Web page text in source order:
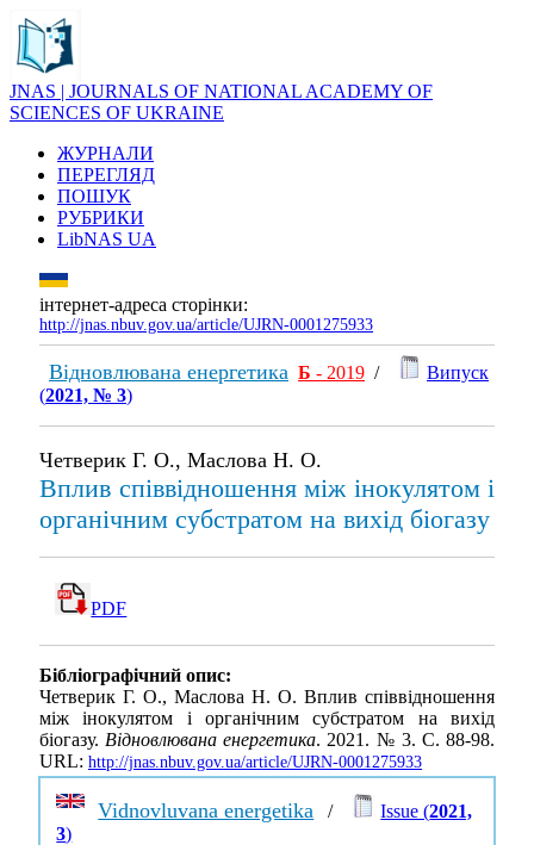
JNAS | JOURNALS OF NATIONAL ACADEMY OF
SCIENCES OF UKRAINE
ЖУРНАЛИ
ПЕРЕГЛЯД
ПОШУК
РУБРИКИ
LibNAS UA
інтернет-адреса сторінки:
http://jnas.nbuv.gov.ua/article/UJRN-0001275933
Відновлювана енергетика Б - 2019 /
Випуск
(2021, № 3)
Четверик Г. О., Маслова Н. О.
Вплив співвідношення між інокулятом і
органічним субстратом на вихід біогазу
PDF
Бібліографічний опис:
Четверик Г. О., Маслова Н. О. Вплив співвідношення
між інокулятом і органічним субстратом на вихід
біогазу.Відновлювана енергетика. 2021. № 3. С. 88-98.
URL: http://jnas.nbuv.gov.ua/article/UJRN-0001275933
Vidnovluvana energetika / Issue (2021,
3)